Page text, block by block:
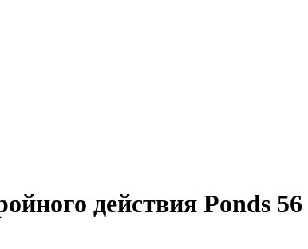
действия Ponds 56